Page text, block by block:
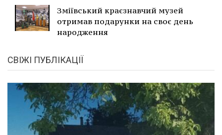
Зміївський краєзнавчий музей
отримав подарунки на своє день
народження
СВІЖІ ПУБЛІКАЦІЇ